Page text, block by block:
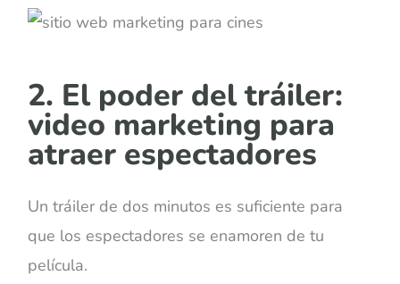
2. El poder del tráiler:
video marketing para
atraer espectadores
Un tráiler de dos minutos es suficiente para
que los espectadores se enamoren de tu
película.